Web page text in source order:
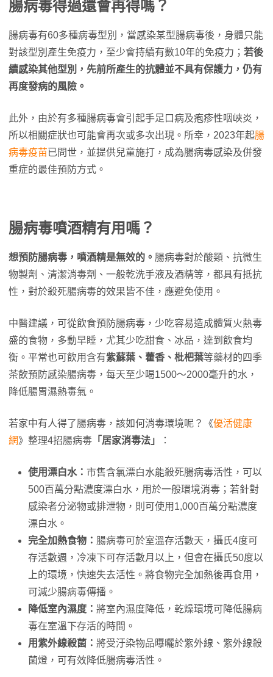
腸病毒得過還會再得嗎？
腸病毒有60多種病毒型別，當感染某型腸病毒後，身體只能
對該型別產生免疫力，至少會持續有數10年的免疫力； 若後
續感染其他型別，先前所產生的抗體並不具有保護力，仍有
再度發病的風險。
此外，由於有多種腸病毒會引起手足口病及疱疹性咽峽炎，
所以相關症狀也可能會再次或多次出現。所幸，2023年起腸
病毒疫苗已問世，並提供兒童施打，成為腸病毒感染及併發
重症的最佳預防方式。
腸病毒噴酒精有用嗎？
想預防腸病毒，噴酒精是無效的。 腸病毒對於酸類、抗微生
物製劑、清潔消毒劑、一般乾洗手液及酒精等，都具有抵抗
性，對於殺死腸病毒的效果皆不佳，應避免使用。
中醫建議，可從飲食預防腸病毒，少吃容易造成體質火熱毒
盛的食物，多動早睡，尤其少吃甜食、冰品，達到飲食均
衡。平常也可飲用含有紫蘇葉、藿香、枇杷葉等藥材的四季
茶飲預防感染腸病毒，每天至少喝1500～2000毫升的水，
降低腸胃濕熱毒氣。
若家中有人得了腸病毒，該如何消毒環境呢？《優活健康
網》整理4招腸病毒 「居家消毒法」 ：
使用漂白水： 市售含氯漂白水能殺死腸病毒活性，可以
500百萬分點濃度漂白水，用於一般環境消毒；若針對
感染者分泌物或排泄物，則可使用1,000百萬分點濃度
漂白水。
完全加熱食物： 腸病毒可於室溫存活數天，攝氏4度可
存活數週，冷凍下可存活數月以上，但會在攝氏50度以
上的環境，快速失去活性。將食物完全加熱後再食用，
可減少腸病毒傳播。
降低室內濕度： 將室內濕度降低，乾燥環境可降低腸病
毒在室溫下存活的時間。
用紫外線殺菌： 將受汙染物品曝曬於紫外線、紫外線殺
菌燈，可有效降低腸病毒活性。